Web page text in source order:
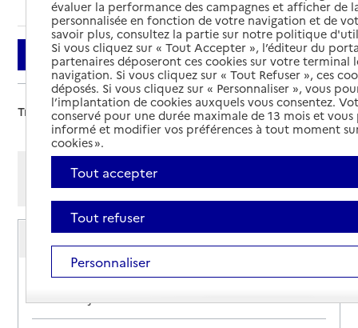
Filtrer
Trier par :
Afficher les résultats par:
Mode liste
Mode carte
EHPAD Centre hospitalier de Dijon -
Champmaillot
Adresse
2 rue Jules Violle
évaluer la performance des campagnes et afficher de
personnalisée en fonction de votre navigation et de
savoir plus, consultez la partie sur notre politique
Si vous cliquez sur « Tout Accepter », l’éditeur du
partenaires déposeront ces cookies sur votre terminal
navigation. Si vous cliquez sur « Tout Refuser », ces
déposés. Si vous cliquez sur « Personnaliser », vous
l’implantation de cookies auxquels vous consentez.
conservé pour une durée maximale de 13 mois et
informé et modifier vos préférences à tout moment
cookies ».
Tout accepter
Tout refuser
Personnaliser